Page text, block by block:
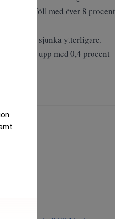
i USA föll med över 8 procent
att sjunka ytterligare.
gick upp med 0,4 procent